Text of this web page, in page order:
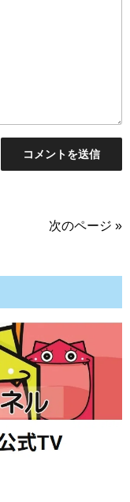
次のページ »